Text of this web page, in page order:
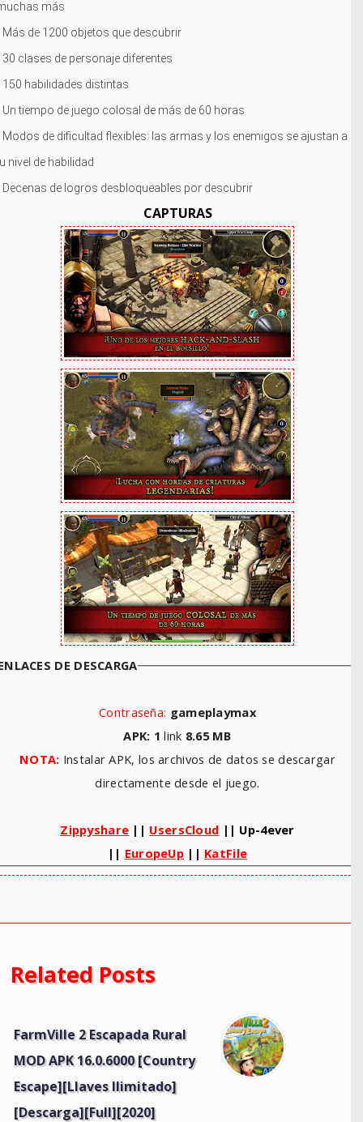
más
Más de 1200 objetos que descubrir
30 clases de personaje diferentes
150 habilidades distintas
Un tiempo de juego colosal de más de 60 horas
Modos de dificultad flexibles: las armas y los enemigos se ajustan a
nivel de habilidad
Decenas de logros desbloqueables por descubrir
CAPTURAS
DE DESCARGA
Contraseña: gameplaymax
APK: 1link 8.65MB
NOTA: Instalar APK, los archivos de datos se descargar
directamente desde el juego.
Zippyshare || UsersCloud || Up-4ever
|| EuropeUp || KatFile
Related Posts
FarmVille 2 Escapada Rural
MOD APK 16.0.6000 [Country
Escape][Llaves Ilimitado]
[Descarga][Full][2020]